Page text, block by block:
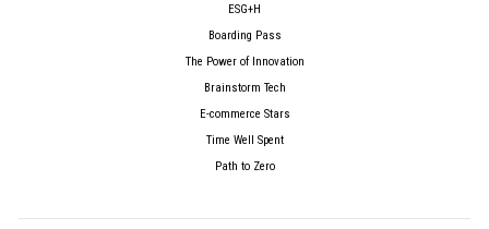
ESG+H
Boarding Pass
The Power of Innovation
Brainstorm Tech
E-commerce Stars
Time Well Spent
Path to Zero